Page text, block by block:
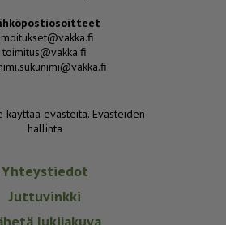
toimitus@vakka.fi
käyttää evästeitä. Evästeiden
hallinta
Yhteystiedot
Juttuvinkki
lukijakuva